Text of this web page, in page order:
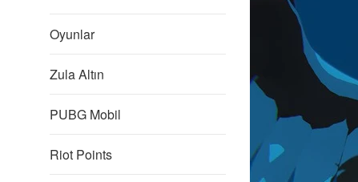
Oyunlar
Zula Altın
PUBG Mobil
Riot Points